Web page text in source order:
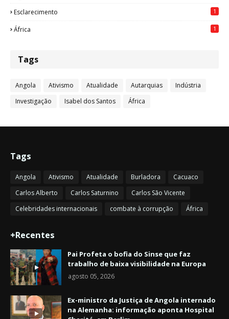
Esclarecimento 1
África 1
Tags
Angola Ativismo Atualidade Autarquias
Indústria
Investigação
Isabel dos Santos África
Tags
Angola Ativismo Atualidade Burladora
Cacuaco
Carlos Alberto
Carlos Saturnino
Carlos São Vicente
Celebridades internacionais
combate à corrupção África
+Recentes
Pai Profeta o bofia do Sinse que faz
trabalho de baixa visibilidade na Europa
agosto 05, 2026
Ex-ministro da Justiça de Angola internado
na Alemanha: informação aponta Hospital